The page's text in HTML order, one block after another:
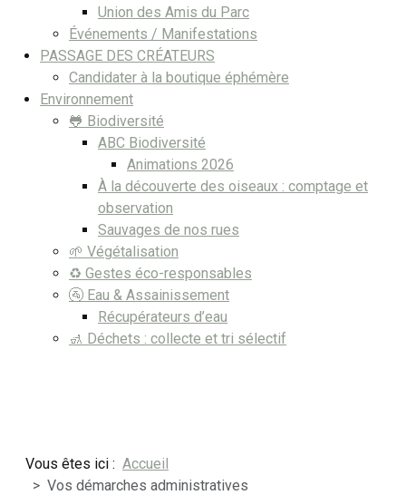
Union des Amis du Parc
Événements / Manifestations
PASSAGE DES CRÉATEURS
Candidater à la boutique éphémère
Environnement
🐸 Biodiversité
ABC Biodiversité
Animations 2026
À la découverte des oiseaux : comptage et
observation
Sauvages de nos rues
🌱 Végétalisation
♻️ Gestes éco-responsables
🚰 Eau & Assainissement
Récupérateurs d’eau
🚮 Déchets : collecte et tri sélectif
Vous êtes ici : Accueil
Vos démarches administratives